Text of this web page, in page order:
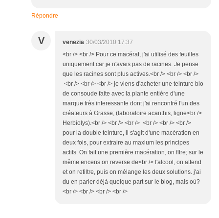
Répondre
V venezia 30/03/2010 17:37
<br /> <br /> Pour ce macérat, j'ai utilisé des feuilles
uniquement car je n'avais pas de racines. Je pense
que les racines sont plus actives.<br /> <br /> <br />
<br /> <br /> <br /> je viens d'acheter une teinture bio
de consoude faite avec la plante entière d'une
marque très interessante dont j'ai rencontré l'un des
créateurs à Grasse; (laboratoire acanthis, ligne<br />
Herbiolys).<br /> <br /> <br /> <br /> <br /> <br />
pour la double teinture, il s'agit d'une macération en
deux fois, pour extraire au maxium les principes
actifs. On fait une première macération, on fltre; sur le
même encens on reverse de<br /> l'alcool, on attend
et on refiltre, puis on mélange les deux solutions. j'ai
du en parler déjà quelque part sur le blog, mais où?
<br /> <br /> <br /> <br />